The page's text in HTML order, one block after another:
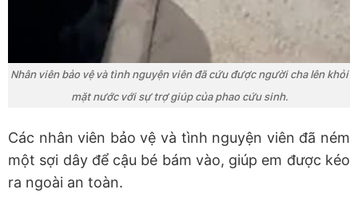
Nhân viên bảo vệ và tình nguyện viên đã cứu được người cha lên khỏi
mặt nước với sự trợ giúp của phao cứu sinh.
Các nhân viên bảo vệ và tình nguyện viên đã ném
một sợi dây để cậu bé bám vào, giúp em được kéo
ra ngoài an toàn.